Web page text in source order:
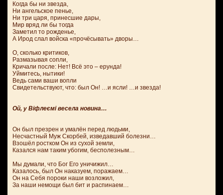
Когда бы ни звезда,
Ни ангельское пенье,
Ни три царя, принесшие дары,
Мир вряд ли бы тогда
Заметил то рожденье,
А Ирод слал войска «прочёсывать» дворы…
О, сколько критиков,
Размазывая сопли,
Кричали после: Нет! Всё это – ерунда!
Уймитесь, нытики!
Ведь сами ваши вопли
Свидетельствуют, что: был Он! …и ясли! …и звезда!
Ой, у Віфлеємі весела новина…
Он был презрен и умалён перед людьми,
Несчастный Муж Скорбей, изведавший болезни…
Взошёл ростком Он из сухой земли,
Казался нам таким убогим, бесполезным…
Мы думали, что Бог Его уничижил…
Казалось, был Он наказуем, поражаем…
Он на Себя пороки наши возложил,
За наши немощи был бит и распинаем…